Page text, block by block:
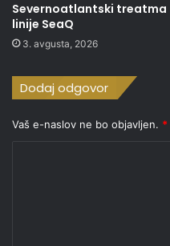
Severnoatlantski treatma
linije SeaQ
3. avgusta, 2026
Dodaj odgovor
Vaš e-naslov ne bo objavljen. *